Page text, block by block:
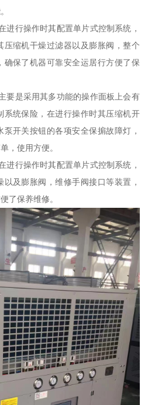
进行操作时其配置单片式控制系统，
压缩机干燥过滤器以及膨胀阀，整个
确保了机器可靠安全运居行方便了保
要是采用其多功能的操作面板上会有
系统保险，在进行操作时其压缩机开
开关按钮的各项安全保掮故障灯，
，使用方便。
进行操作时其配置单片式控制系统，
及膨胀阀，维修手阀接口等装置，
了保养维修。